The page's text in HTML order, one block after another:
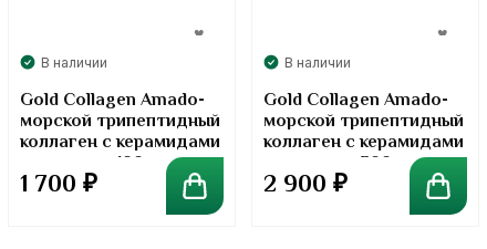
В наличии
Gold Collagen Amado-
морской трипептидный
коллаген с керамидами
в порошке. 100 грамм
1 700 ₽
В наличии
Gold Collagen Amado-
морской трипептидный
коллаген с керамидами
в порошке. 300 грамм
2 900 ₽